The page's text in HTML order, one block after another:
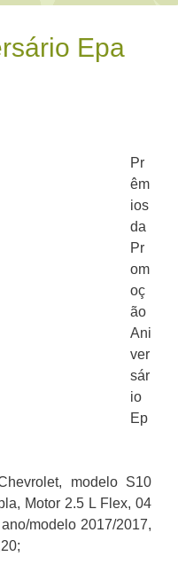
Epa
Pr
êm
ios
da
Pr
om
oç
ão
Ani
ver
sár
io
Ep
modelo S10
Motor 2.5 L Flex, 04
modelo 2017/2017,